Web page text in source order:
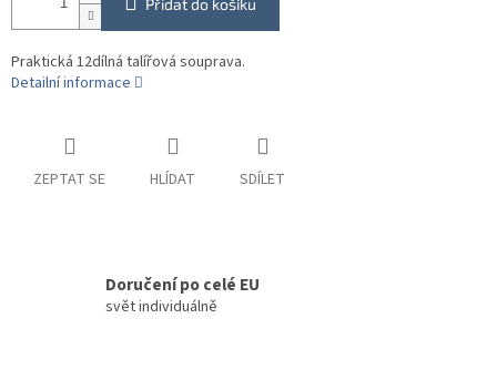
Přidat do košíku
Praktická 12dílná talířová souprava.
Detailní informace
ZEPTAT SE HLÍDAT SDÍLET
Doručení po celé EU
svět individuálně